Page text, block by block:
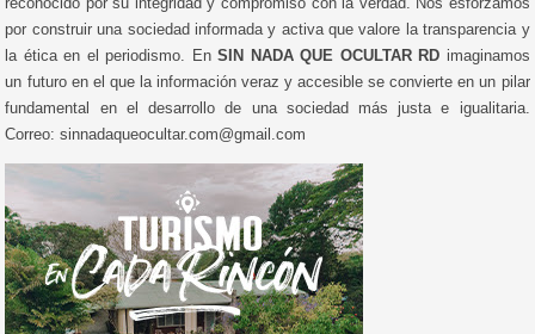
por construir una sociedad informada y activa que valore la transparencia y
la ética en el periodismo. EnSIN NADA QUE OCULTAR RD imaginamos
un futuro en el que la información veraz y accesible se convierte en un pilar
fundamental en el desarrollo de una sociedad más justa e igualitaria.
Correo: sinnadaqueocultar.com@gmail.com